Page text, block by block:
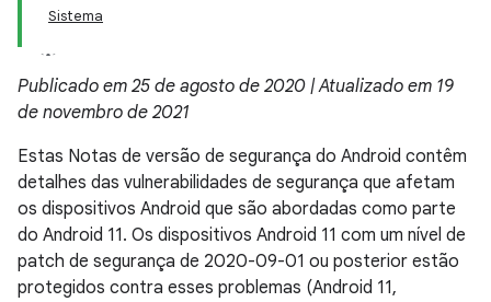
Sistema
Publicado em 25 de agosto de 2020 | Atualizado em 19
de novembro de 2021
Estas Notas de versão de segurança do Android contêm
detalhes das vulnerabilidades de segurança que afetam
os dispositivos Android que são abordadas como parte
do Android 11. Os dispositivos Android 11 com um nível de
patch de segurança de 2020-09-01 ou posterior estão
protegidos contra esses problemas (Android 11,